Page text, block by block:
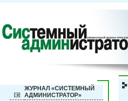
ЖУРНАЛ «СИСТЕМНЫЙ
АДМИНИСТРАТОР»